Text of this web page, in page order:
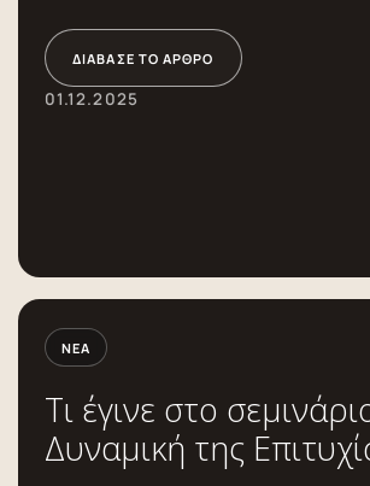
ΔΙΆΒΑΣΕ ΤΟ ΆΡΘΡΟ
01.12.2025
ΝΈΑ
Τι έγινε στο
Δυναμική της